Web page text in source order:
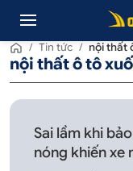
/ Tin tức / nội thất
nội thất ô tô
Sai lầm khi
nóng khiến xe